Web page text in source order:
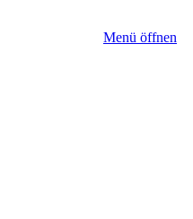
Menü öffnen